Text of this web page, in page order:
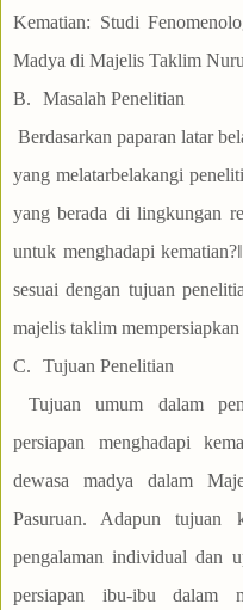
Kematian: Studi
Madya di Majelis Taklim
B.
Masalah Penelitian
Berdasarkan paparan latar
yang melatarbelakangi
yang berada di lingkungan
untuk menghadapi
sesuai dengan tujuan
majelis taklim
C.
Tujuan Penelitian
Tujuan umum dalam
persiapan menghadapi
dewasa madya dalam
Pasuruan. Adapun tujuan
pengalaman individual dan
persiapan ibu-ibu dalam